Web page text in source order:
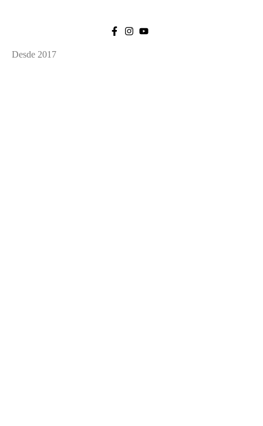
Desde 2017